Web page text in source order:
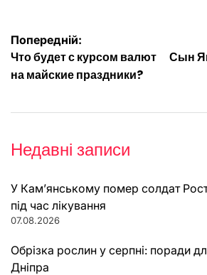
Навігація
записів
Попередній:
Что будет с курсом валют
на майские праздники?
Сын
Недавні записи
У Кам’янському помер солдат
під час лікування
07.08.2026
Обрізка рослин у серпні: поради
Дніпра